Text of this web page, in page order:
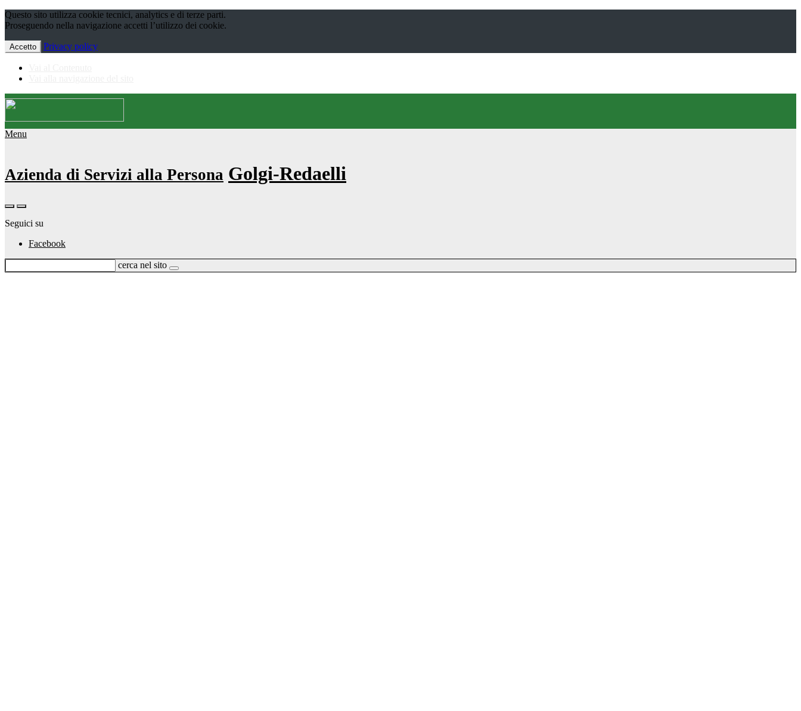
Questo sito utilizza cookie tecnici, analytics e di terze parti.
Proseguendo nella navigazione accetti l’utilizzo dei cookie.
Accetto Privacy policy
Menu
Azienda di Servizi alla Persona Golgi-Redaelli
Seguici su
Facebook
cerca nel sito